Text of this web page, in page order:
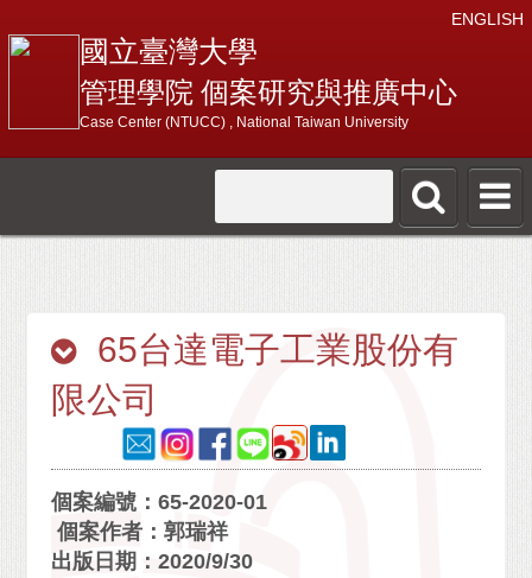
ENGLISH
國立臺灣大學
管理學院 個案研究與推廣中心
Case Center (NTUCC) , National Taiwan University
65台達電子工業股份有
限公司
個案編號：65-2020-01
個案作者：郭瑞祥
出版日期：2020/9/30